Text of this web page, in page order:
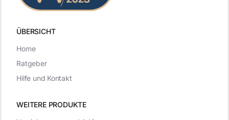
ÜBERSICHT
WEITERE PRODUKTE
Home
Ratgeber
Hilfe und Kontakt